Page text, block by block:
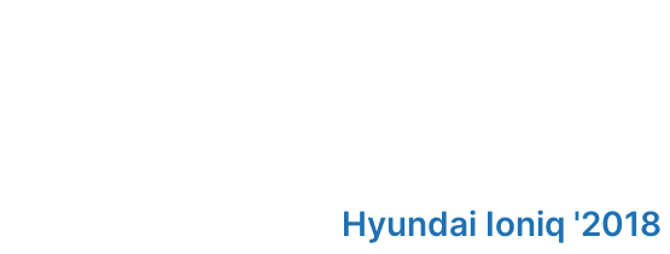
2018' Hyundai Ioniq